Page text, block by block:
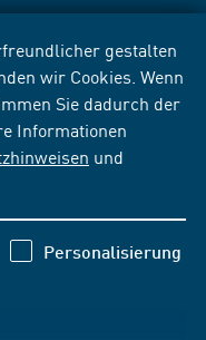
gestalten
wir Cookies. Wenn
Sie dadurch der
Informationen
und
Personalisierung